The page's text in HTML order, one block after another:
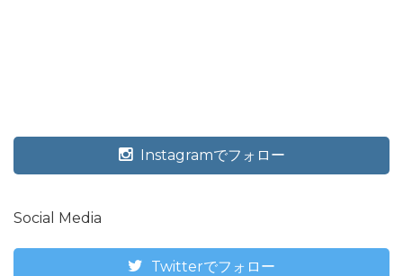
Instagramでフォロー
Social Media
Twitterでフォロー